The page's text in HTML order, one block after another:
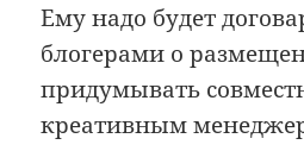
Ему надо будет
блогерами о
придумывать
креативным